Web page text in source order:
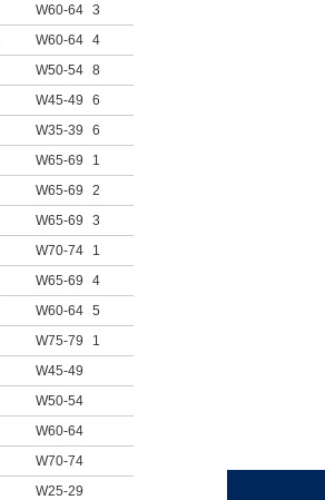
W60-64 3
W60-64 4
W50-54 8
W45-49
6
W35-39
6
W65-69
1
W65-69
2
W65-69
3
W70-74
1
W65-69
4
W60-64 5
W75-79
1
W45-49
W50-54
W60-64
W70-74
W25-29